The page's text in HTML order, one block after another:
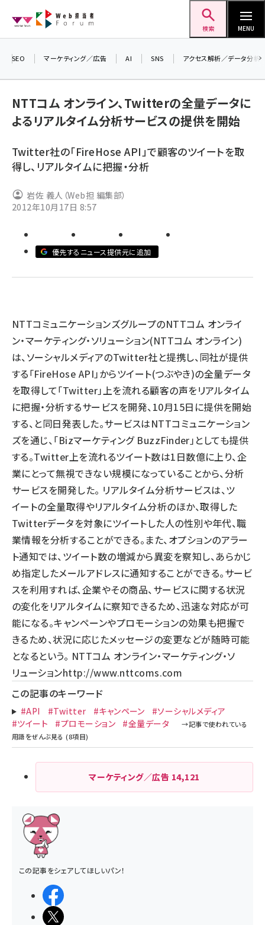
ン
検索 MENU
ai (2827)
note (2323)
z世代 (1632)
SEO マーケティング／広告 AI SNS アクセス解析／データ分析
NTTコム オンライン、Twitterの全量データに
よるリアルタイム分析サービスの提供を開始
Twitter社の「FireHose API」で顧客のツイートを取
得し、リアルタイムに把握・分析
岩佐 義人（Web担 編集部）
2012年10月17日 8:57
優先するニュース提供元に追加
NTTコミュニケーションズグループのNTTコム オンライ
ン・マーケティング・ソリューション(NTTコム オンライン)
は、ソーシャルメディアのTwitter社と提携し、同社が提供
する「FireHose API」からツイート(つぶやき)の全量データ
を取得して「Twitter」上を流れる顧客の声をリアルタイム
に把握・分析するサービスを開発、10月15日に提供を開始
する、と同日発表した。サービスはNTTコミュニケーション
ズを通じ、「Bizマーケティング BuzzFinder」としても提供
する。Twitter上を流れるツイート数は1日数億に上り、企
業にとって無視できない規模になっていることから、分析
サービスを開発した。 リアルタイム分析サービスは、ツ
イートの全量取得やリアルタイム分析のほか、取得した
Twitterデータを対象にツイートした人の性別や年代、職
業情報を分析することができる。また、オプションのアラー
ト通知では、ツイート数の増減から異変を察知し、あらかじ
め指定したメールアドレスに通知することができる。サービ
スを利用すれば、企業やその商品、サービスに関する状況
の変化をリアルタイムに察知できるため、迅速な対応が可
能になる。キャンペーンやプロモーションの効果も把握で
きるため、状況に応じたメッセージの変更などが随時可能
となるという。 NTTコム オンライン・マーケティング・ソ
リューションhttp://www.nttcoms.com
この記事のキーワード
#API #Twitter #キャンペーン
#ソーシャルメディア
#ツイート
#プロモーション #全量データ
マーケティング／広告 14,121
この記事をシェアしてほしいパン！
る